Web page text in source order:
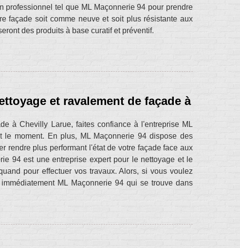
professionnel tel que ML Maçonnerie 94 pour prendre
façade soit comme neuve et soit plus résistante aux
des produits à base curatif et préventif.
et ravalement de façade à
à Chevilly Larue, faites confiance à l'entreprise ML
moment. En plus, ML Maçonnerie 94 dispose des
rendre plus performant l'état de votre façade face aux
94 est une entreprise expert pour le nettoyage et le
pour effectuer vos travaux. Alors, si vous voulez
ML Maçonnerie 94 qui se trouve dans